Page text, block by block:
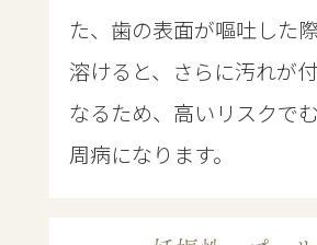
た、歯の表面が嘔吐した
溶けると、さらに汚れが
なるため、高いリスクで
周病になります。